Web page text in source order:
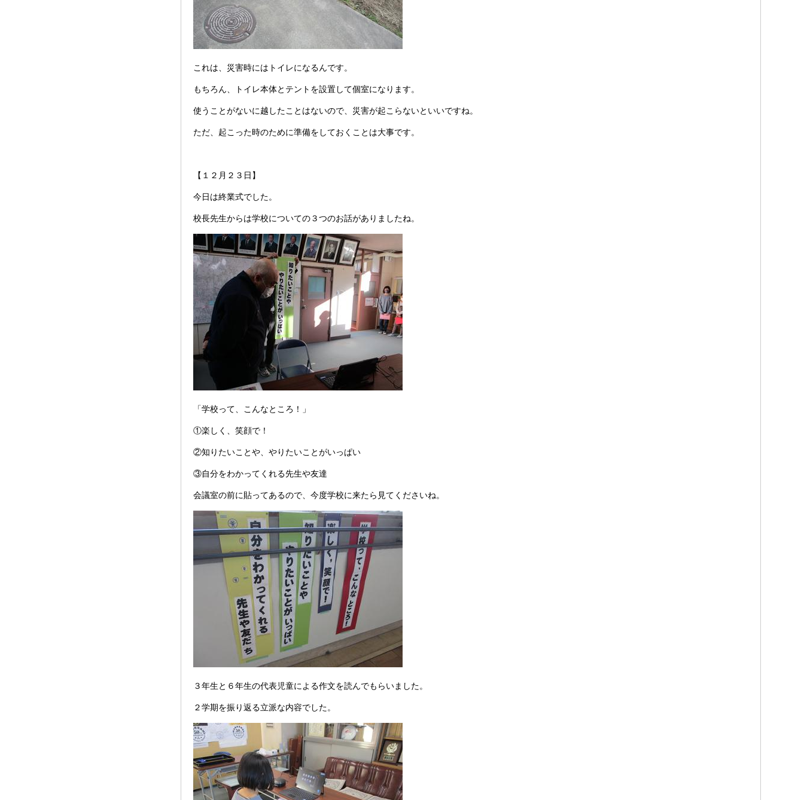
これは、災害時にはトイレになるんです。
もちろん、トイレ本体とテントを設置して個室になります。
使うことがないに越したことはないので、災害が起こらないといいですね。
ただ、起こった時のために準備をしておくことは大事です。
【１２月２３日】
今日は終業式でした。
校長先生からは学校についての３つのお話がありましたね。
「学校って、こんなところ！」
①楽しく、笑顔で！
②知りたいことや、やりたいことがいっぱい
③自分をわかってくれる先生や友達
会議室の前に貼ってあるので、今度学校に来たら見てくださいね。
３年生と６年生の代表児童による作文を読んでもらいました。
２学期を振り返る立派な内容でした。